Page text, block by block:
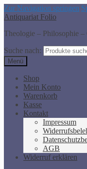
Zur Navigation springen
Antiquariat Folio
Theologie – Philosophie –
Suche nach:
Menü
Shop
Mein Konto
Warenkorb
Kasse
Kontakt
Impressum
AGB
Widerruf erklären